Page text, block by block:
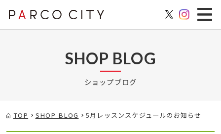
SHOP BLOG
ショップブログ
TOP SHOP BLOG 5月レッスンスケジュールのお知らせ